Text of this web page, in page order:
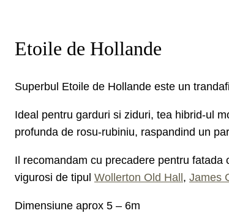
Etoile de Hollande
Superbul Etoile de Hollande este un
Ideal pentru garduri si ziduri, tea hibrid-ul
profunda de rosu-rubiniu, raspandind un
Il recomandam cu precadere pentru
vigurosi de tipul Wollerton Old Hall , James
Dimensiune aprox 5 – 6m